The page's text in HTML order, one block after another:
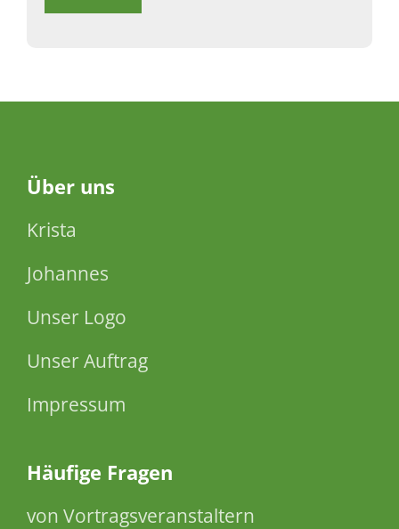
Über uns
Krista
Johannes
Unser Logo
Unser Auftrag
Impressum
Häufige Fragen
von Vortragsveranstaltern